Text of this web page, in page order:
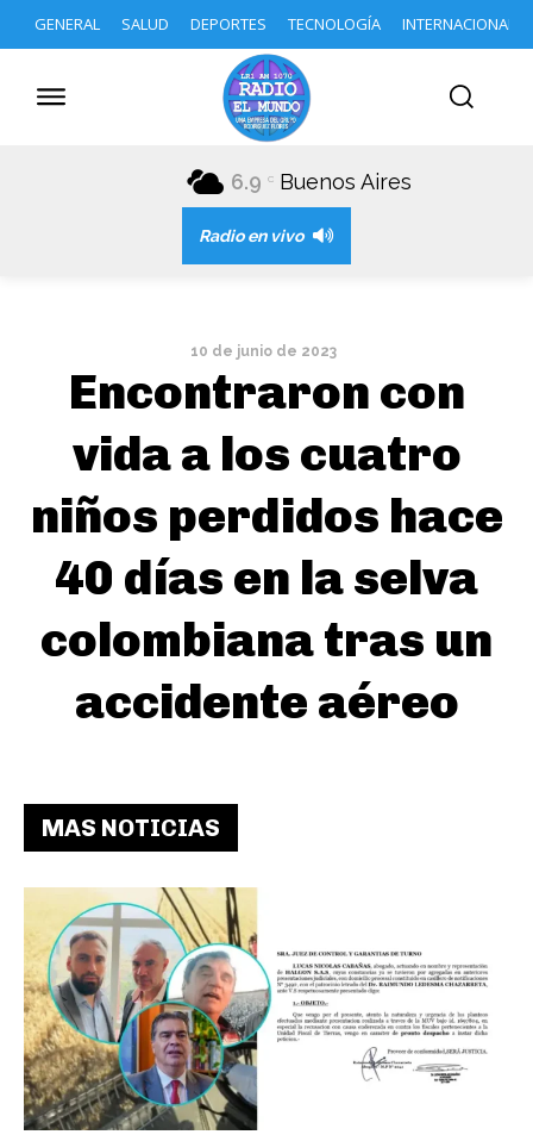
GENERAL SALUD DEPORTES TECNOLOGÍA INTERNACIONAL
6.9 C Buenos Aires
Radio en vivo
10 de junio de 2023
Encontraron con
vida a los cuatro
niños perdidos hace
40 días en la selva
colombiana tras un
accidente aéreo
MAS NOTICIAS